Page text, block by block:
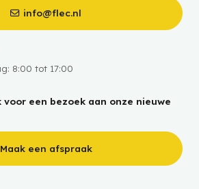
info@flec.nl
8:00 tot 17:00
voor een bezoek aan onze nieuwe
Maak een afspraak